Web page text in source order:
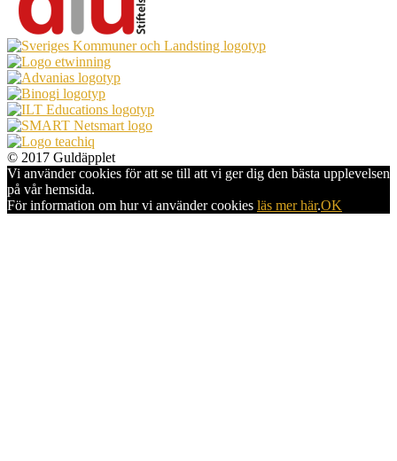
© 2017 Guldäpplet
Vi använder cookies för att se till att vi ger dig den bästa upplevelsen
på vår hemsida.
För information om hur vi använder cookies läs mer här.OK